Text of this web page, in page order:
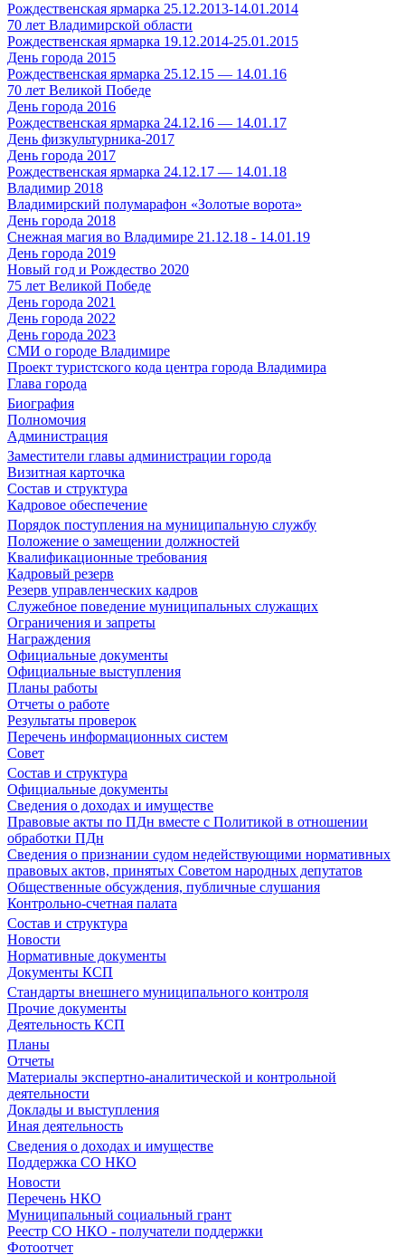
Рождественская ярмарка 25.12.2013-14.01.2014
70 лет Владимирской области
Рождественская ярмарка 19.12.2014-25.01.2015
День города 2015
Рождественская ярмарка 25.12.15 — 14.01.16
70 лет Великой Победе
День города 2016
Рождественская ярмарка 24.12.16 — 14.01.17
День физкультурника-2017
День города 2017
Рождественская ярмарка 24.12.17 — 14.01.18
Владимир 2018
Владимирский полумарафон «Золотые ворота»
День города 2018
Снежная магия во Владимире 21.12.18 - 14.01.19
День города 2019
Новый год и Рождество 2020
75 лет Великой Победе
День города 2021
День города 2022
День города 2023
СМИ о городе Владимире
Проект туристского кода центра города Владимира
Глава города
Биография
Полномочия
Администрация
Заместители главы администрации города
Визитная карточка
Состав и структура
Кадровое обеспечение
Порядок поступления на муниципальную службу
Положение о замещении должностей
Квалификационные требования
Кадровый резерв
Резерв управленческих кадров
Служебное поведение муниципальных служащих
Ограничения и запреты
Награждения
Официальные документы
Официальные выступления
Планы работы
Отчеты о работе
Результаты проверок
Перечень информационных систем
Совет
Состав и структура
Официальные документы
Сведения о доходах и имуществе
Правовые акты по ПДн вместе с Политикой в отношении
обработки ПДн
Сведения о признании судом недействующими нормативных
правовых актов, принятых Советом народных депутатов
Общественные обсуждения, публичные слушания
Контрольно-счетная палата
Состав и структура
Новости
Нормативные документы
Документы КСП
Стандарты внешнего муниципального контроля
Прочие документы
Деятельность КСП
Планы
Отчеты
Материалы экспертно-аналитической и контрольной
деятельности
Доклады и выступления
Иная деятельность
Сведения о доходах и имуществе
Поддержка СО НКО
Новости
Перечень НКО
Муниципальный социальный грант
Реестр СО НКО - получатели поддержки
Фотоотчет